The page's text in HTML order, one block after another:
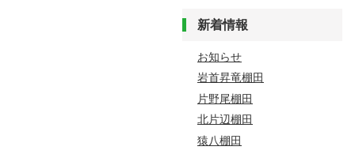
新着情報
お知らせ
岩首昇竜棚田
片野尾棚田
北片辺棚田
猿八棚田